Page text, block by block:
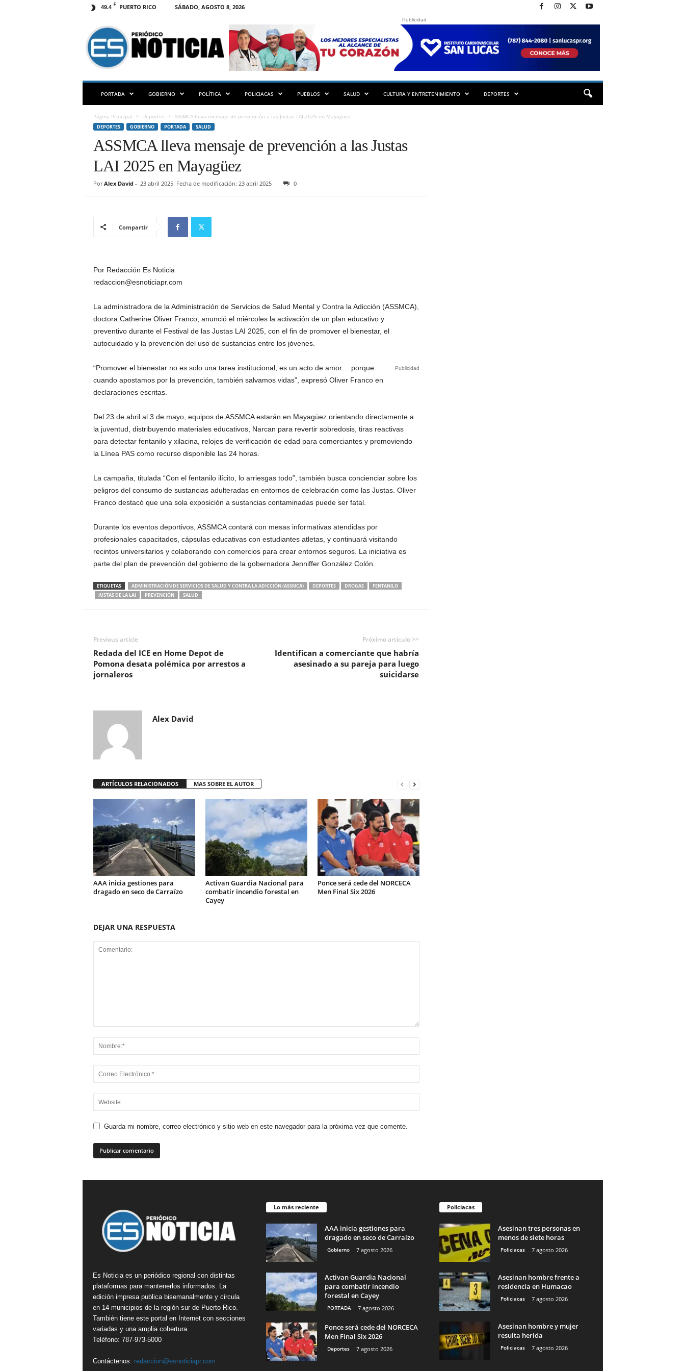
49.4 F PUERTO RICO SÁBADO, AGOSTO 8, 2026
S
N
O
Publicidad
PORTADA GOBIERNO POLÍTICA POLICIACAS PUEBLOS SALUD CULTURA Y ENTRETENIMIENTO DEPORTES
Página Principal Deportes ASSMCA lleva mensaje de prevención a las Justas LAI 2025 en Mayagüez
DEPORTES GOBIERNO PORTADA SALUD
ASSMCA lleva mensaje de prevención a las Justas
LAI 2025 en Mayagüez
Por Alex David- 23 abril 2025 Fecha de modificación: 23 abril 2025 0
Compartir
Por Redacción Es Noticia
redaccion@esnoticiapr.com
La administradora de la Administración de Servicios de Salud Mental y Contra la Adicción (ASSMCA),
doctora Catherine Oliver Franco, anunció el miércoles la activación de un plan educativo y
preventivo durante el Festival de las Justas LAI 2025, con el fin de promover el bienestar, el
autocuidado y la prevención del uso de sustancias entre los jóvenes.
Publicidad
“Promover el bienestar no es solo una tarea institucional, es un acto de amor… porque
cuando apostamos por la prevención, también salvamos vidas”, expresó Oliver Franco en
declaraciones escritas.
Del 23 de abril al 3 de mayo, equipos de ASSMCA estarán en Mayagüez orientando directamente a
la juventud, distribuyendo materiales educativos, Narcan para revertir sobredosis, tiras reactivas
para detectar fentanilo y xilacina, relojes de verificación de edad para comerciantes y promoviendo
la Línea PAS como recurso disponible las 24 horas.
La campaña, titulada “Con el fentanilo ilícito, lo arriesgas todo”, también busca concienciar sobre los
peligros del consumo de sustancias adulteradas en entornos de celebración como las Justas. Oliver
Franco destacó que una sola exposición a sustancias contaminadas puede ser fatal.
Durante los eventos deportivos, ASSMCA contará con mesas informativas atendidas por
profesionales capacitados, cápsulas educativas con estudiantes atletas, y continuará visitando
recintos universitarios y colaborando con comercios para crear entornos seguros. La iniciativa es
parte del plan de prevención del gobierno de la gobernadora Jenniffer González Colón.
ETIQUETAS ADMINISTRACIÓN DE SERVICIOS DE SALUD Y CONTRA LA ADICCIÓN (ASSMCA) DEPORTES DROGAS
FENTANILO
JUSTAS DE LA LAI
PREVENCIÓN SALUD
Previous article
Redada del ICE en Home Depot de
Pomona desata polémica por arrestos a
jornaleros
Próximo artículo >>
Identifican a comerciante que habría
asesinado a su pareja para luego
suicidarse
Alex David
ARTÍCULOS RELACIONADOS MAS SOBRE EL AUTOR
AAA inicia gestiones para
dragado en seco de Carraízo
Activan Guardia Nacional para
combatir incendio forestal en
Cayey
Ponce será cede del NORCECA
Men Final Six 2026
DEJAR UNA RESPUESTA
Guarda mi nombre, correo electrónico y sitio web en este navegador para la próxima vez que comente.
Es Noticia es un periódico regional con distintas
plataformas para mantenerlos informados. La
edición impresa publica bisemanalmente y circula
en 14 municipios de la región sur de Puerto Rico.
También tiene este portal en Internet con secciones
variadas y una amplia cobertura.
Teléfono: 787-973-5000
Contáctenos: redaccion@esnoticiapr.com
Lo más reciente
AAA inicia gestiones para
dragado en seco de Carraízo
Gobierno 7 agosto 2026
Activan Guardia Nacional
para combatir incendio
forestal en Cayey
PORTADA 7 agosto 2026
Ponce será cede del NORCECA
Men Final Six 2026
Deportes 7 agosto 2026
Policiacas
Asesinan tres personas en
menos de siete horas
Policiacas 7 agosto 2026
Asesinan hombre frente a
residencia en Humacao
Policiacas 7 agosto 2026
Asesinan hombre y mujer
resulta herida
Policiacas 7 agosto 2026